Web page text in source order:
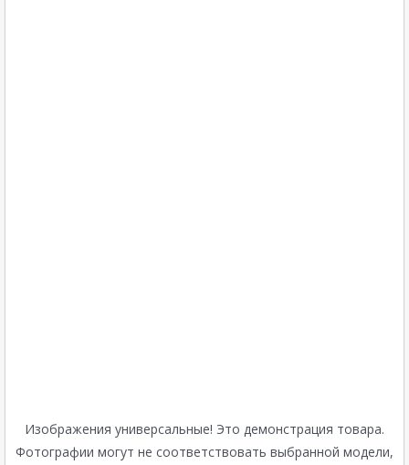
Изображения универсальные! Это демонстрация товара.
Фотографии могут не соответствовать выбранной модели,